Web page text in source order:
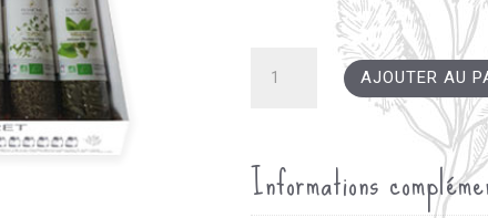
Biologiques
AJOUTER AU
Informations